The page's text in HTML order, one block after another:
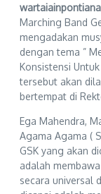
Marching Band
mengadakan
dengan tema ”
Konsistensi
tersebut akan
bertempat di
Ega Mahendra,
Agama Agama (
GSK yang akan
adalah
secara universal